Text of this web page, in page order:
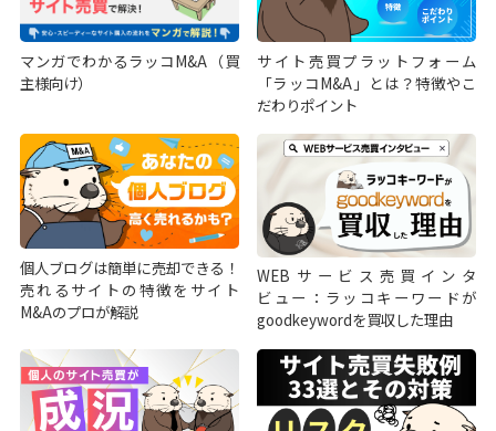
マンガでわかるラッコM&A（買
主様向け）
サイト売買プラットフォーム
「ラッコM&A」とは？特徴やこ
だわりポイント
個人ブログは簡単に売却できる！
売れるサイトの特徴をサイト
M&Aのプロが解説
WEBサービス売買インタ
ビュー：ラッコキーワードが
goodkeywordを買収した理由